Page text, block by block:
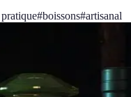
#boissons#artisanal